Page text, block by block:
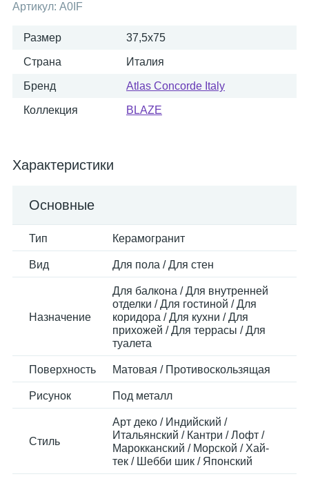
Артикул: A0IF
Размер 37,5x75
Страна Италия
Бренд Atlas Concorde Italy
Коллекция BLAZE
Характеристики
Основные
Тип Керамогранит
Вид Для пола / Для стен
Назначение
Для балкона / Для внутренней
отделки / Для гостиной / Для
коридора / Для кухни / Для
прихожей / Для террасы / Для
туалета
Поверхность Матовая / Противоскользящая
Рисунок Под металл
Стиль
Арт деко / Индийский /
Итальянский / Кантри / Лофт /
Марокканский / Морской / Хай-
тек / Шебби шик / Японский